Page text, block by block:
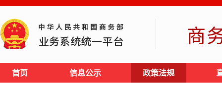
商
首页 信息公示 政策法规